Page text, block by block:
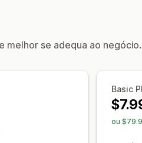
melhor se adequa ao negócio.
Basic
ou